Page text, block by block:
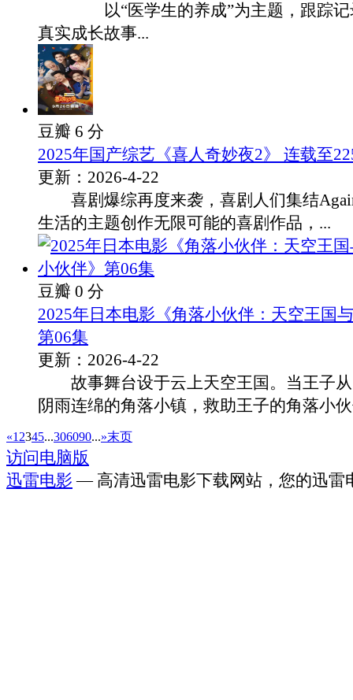
以“医学生的养成”为主题，跟踪记
真实成长故事...
豆瓣 6 分
2025年国产综艺《喜人奇妙夜2》 连载至
更新：2026-4-22
喜剧爆综再度来袭，喜剧人们集结
生活的主题创作无限可能的喜剧作品，...
豆瓣 0 分
2025年日本电影《角落小伙伴：天空王国
第06集
更新：2026-4-22
故事舞台设于云上天空王国。当王子从
阴雨连绵的角落小镇，救助王子的角落小
«1 2345...306090...»末页
访问电脑版
迅雷电影 — 高清迅雷电影下载网站，您的迅雷